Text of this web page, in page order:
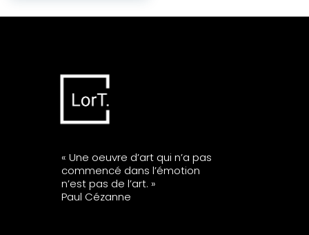
« Une oeuvre d’art qui n’a pas
commencé dans l’émotion
n’est pas de l’art. »
Paul Cézanne